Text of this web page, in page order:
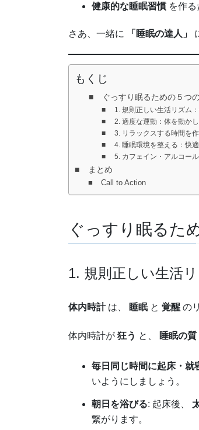
健康的な睡眠習慣 を作
さあ、一緒に 「睡眠の達人」
もくじ
ぐっすり眠るための５つ
1. 規則正しい生活リズム
2. 適度な運動：体を動か
3. リラックスする時間を
4. 睡眠環境を整える：快
5. カフェイン・アルコー
まとめ
Call to Action
ぐっすり眠るた
1. 規則正しい生活
体内時計は、 睡眠と 覚醒 の
体内時計が 狂う と、 睡眠の質
毎日同じ時間に起床・就
いようにしましょう。
朝日を浴びる: 起床後、
繋がります。